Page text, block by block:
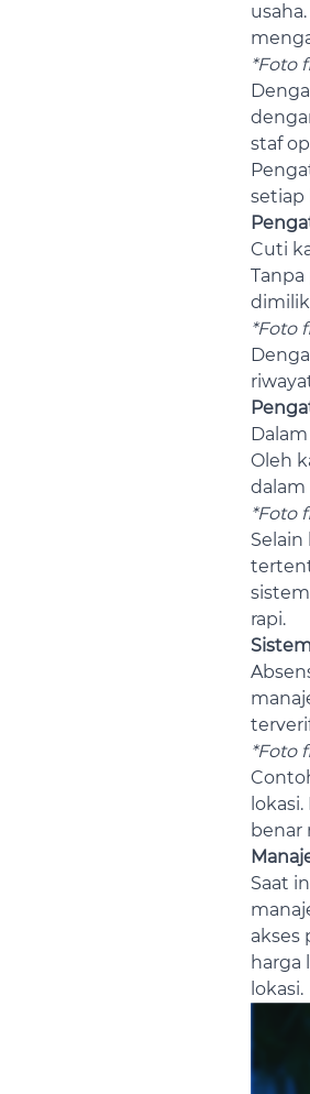
*Foto
staf
setiap
Cuti
*Foto
Oleh
dalam
*Foto
rapi.
*Foto
benar
Saat
akses
harga
lokasi.